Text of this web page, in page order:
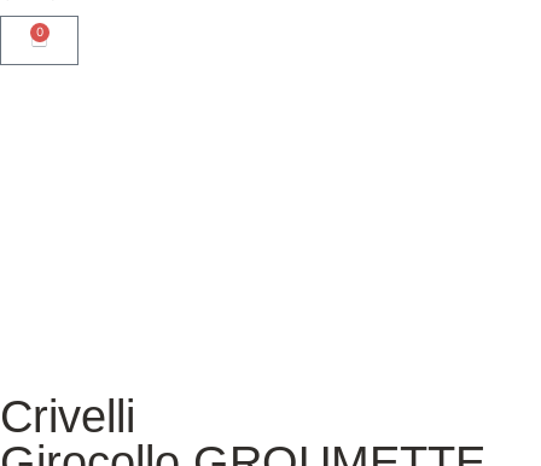
0
Crivelli